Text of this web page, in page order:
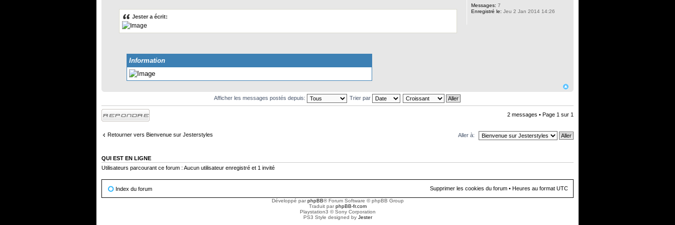
Jester a écrit:
Information
Messages: 7
Enregistré le: Jeu 2 Jan 2014 14:26
Afficher les messages postés depuis: Trier par
Répondre 2 messages • Page 1 sur 1
Retourner vers Bienvenue sur Jesterstyles Aller à:
QUI EST EN LIGNE
Utilisateurs parcourant ce forum : Aucun utilisateur enregistré et 1 invité
Index du forum Supprimer les cookies du forum • Heures au format UTC
Développé parphpBB® Forum Software © phpBB Group
Traduit parphpBB-fr.com
Playstation3 © Sony Corporation
PS3 Style designed by Jester